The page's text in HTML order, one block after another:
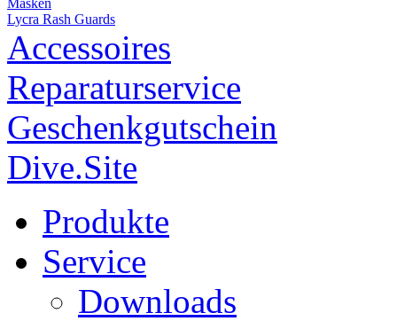
Masken
Lycra Rash Guards
Accessoires
Reparaturservice
Geschenkgutschein
Dive.Site
Produkte
Service
Downloads